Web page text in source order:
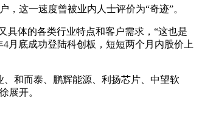
这一速度曾被业内人士评价为“奇迹”。
体的各类行业特点和客户需求，“这也是
月底成功登陆科创板，短短两个月内股价上
和而泰、鹏辉能源、利扬芯片、中望软
展开。